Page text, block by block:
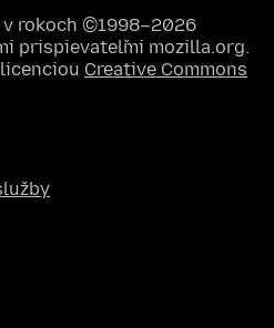
rokoch ©1998–2026
prispievateľmi mozilla.org.
Creative Commons